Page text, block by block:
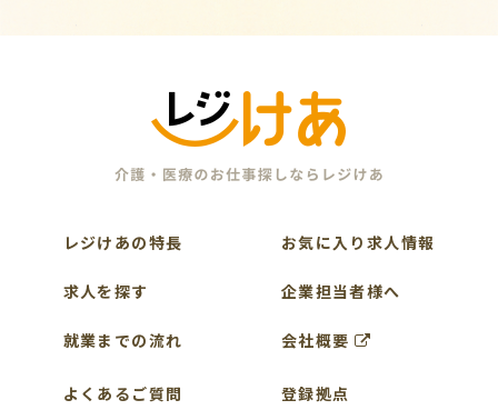
レジけあの特長
求人を探す
就業までの流れ
よくあるご質問
お気に入り求人情報
企業担当者様へ
会社概要
登録拠点